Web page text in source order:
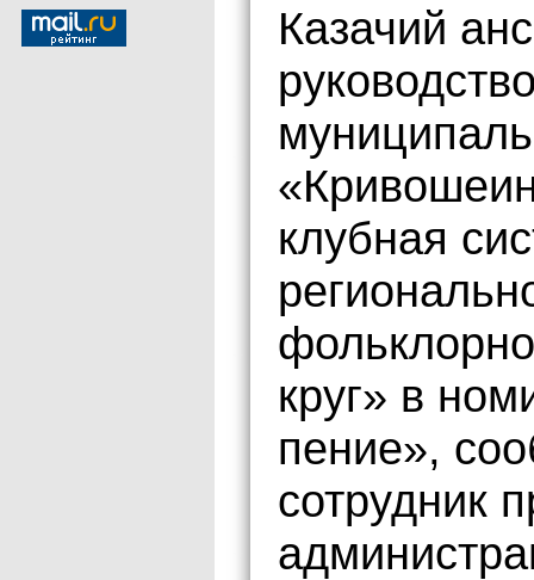
Казачий
клубная
круг» в
пение»,
сотрудник